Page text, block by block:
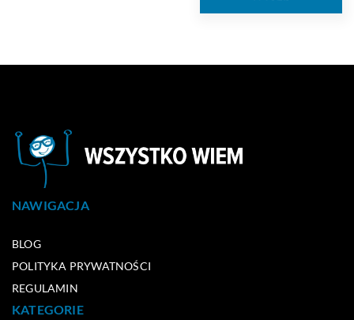
NAWIGACJA
BLOG
POLITYKA PRYWATNOŚCI
REGULAMIN
KATEGORIE